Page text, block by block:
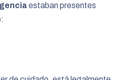
estaban presentes